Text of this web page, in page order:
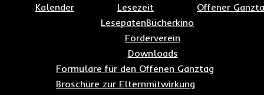
Kalender
Lesezeit
LesepatenBücherkino
Offener
Förderverein
Downloads
Formulare für den Offenen Ganztag
Broschüre zur Elternmitwirkung